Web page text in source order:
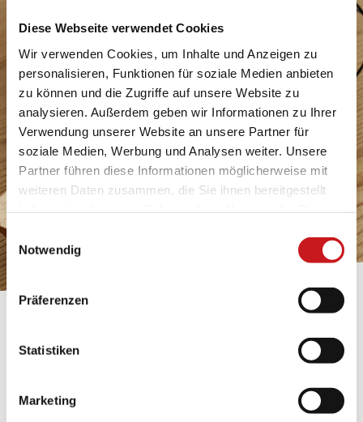
Diese Webseite verwendet Cookies
Wir verwenden Cookies, um Inhalte und Anzeigen zu
personalisieren, Funktionen für soziale Medien anbieten
zu können und die Zugriffe auf unsere Website zu
analysieren. Außerdem geben wir Informationen zu Ihrer
Verwendung unserer Website an unsere Partner für
soziale Medien, Werbung und Analysen weiter. Unsere
Partner führen diese Informationen möglicherweise mit
weiteren Daten zusammen, die Sie ihnen bereitgestellt
Datenschutzhinweisen
mehr darüber, wer wir sind, wie
personenbezogene Daten verarbeiten. Hier geht’s zum
Impressum.
Einwilligungsauswahl
Notwendig
Präferenzen
Statistiken
Marketing
Glänzende Ideen mit wasserfestem Papier. Perfekt zu